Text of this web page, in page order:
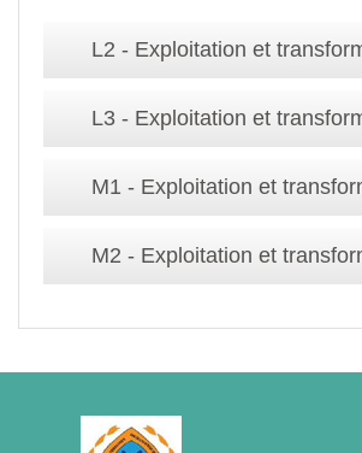
L2 - Exploitation et
L3 - Exploitation et
M1 - Exploitation et
M2 - Exploitation et